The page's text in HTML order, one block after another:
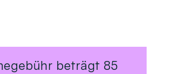
beträgt 85